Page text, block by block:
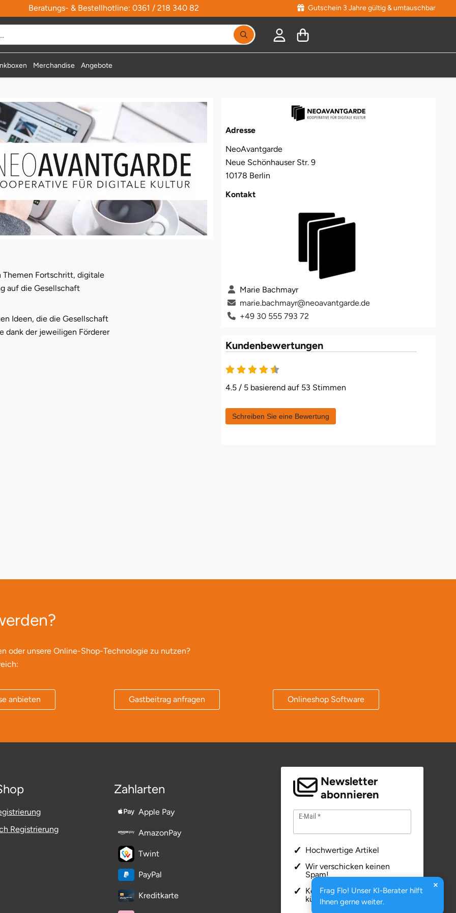
Beratungs- & Bestellhotline: 0361 / 218 340 82 Gutschein 3 Jahre gültig & umtauschbar
Merchandise Angebote
Themen Fortschritt, digitale
auf die Gesellschaft
Ideen, die die Gesellschaft
dank der jeweiligen Förderer
Adresse
NeoAvantgarde
Neue Schönhauser Str. 9
10178 Berlin
Kontakt
Marie Bachmayr
marie.bachmayr@neoavantgarde.de
+49 30 555 793 72
Kundenbewertungen
4.5 / 5 basierend auf 53 Stimmen
Schreiben Sie eine Bewertung
Frag Flo! Unser KI-Berater hilft
Ihnen gerne weiter.
oder unsere Online-Shop-Technologie zu nutzen?
anbieten Gastbeitrag anfragen Onlineshop Software
Registrierung
Zahlarten
Apple Pay
AmazonPay
Twint
PayPal
Kreditkarte
Newsletter
abonnieren
E-Mail
Hochwertige Artikel
Wir verschicken keinen
Spam!
Kostenfrei & jederzeit
kündbar